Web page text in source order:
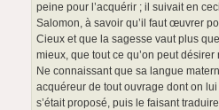
peine pour l’acquérir ; il suivait en
Salomon, à savoir qu’il faut œuvrer
Cieux et que la sagesse vaut plus
mieux, que tout ce qu’on peut désirer
Ne connaissant que sa langue
acquéreur de tout ouvrage dont on lui
s’était proposé, puis le faisant